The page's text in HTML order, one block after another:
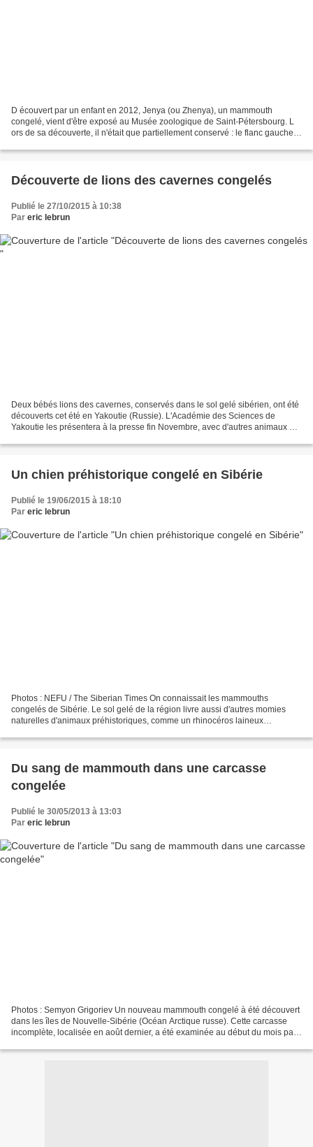
D écouvert par un enfant en 2012, Jenya (ou Zhenya), un mammouth
congelé, vient d'être exposé au Musée zoologique de Saint-Pétersbourg. L
ors de sa découverte, il n'était que partiellement conservé : le flanc gauche
Découverte de lions des cavernes congelés
Publié le 27/10/2015 à 10:38
Par eric lebrun
Deux bébés lions des cavernes, conservés dans le sol gelé sibérien, ont été
découverts cet été en Yakoutie (Russie). L'Académie des Sciences de
Yakoutie les présentera à la presse fin Novembre, avec d'autres animaux du
Un chien préhistorique congelé en Sibérie
Publié le 19/06/2015 à 18:10
Par eric lebrun
Photos : NEFU / The Siberian Times On connaissait les mammouths
congelés de Sibérie. Le sol gelé de la région livre aussi d'autres momies
naturelles d'animaux préhistoriques, comme un rhinocéros laineux
Du sang de mammouth dans une carcasse
congelée
Publié le 30/05/2013 à 13:03
Par eric lebrun
Photos : Semyon Grigoriev Un nouveau mammouth congelé à été découvert
dans les îles de Nouvelle-Sibérie (Océan Arctique russe). Cette carcasse
incomplète, localisée en août dernier, a été examinée au début du mois par